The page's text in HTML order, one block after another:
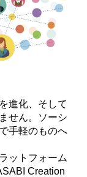
進化、そして
せん。ソーシ
手軽のものへ
ットフォーム
Creation